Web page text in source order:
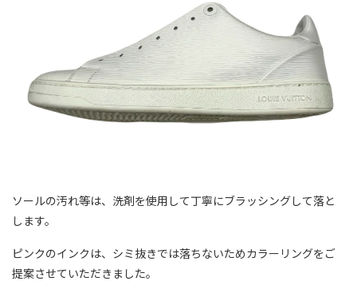
ソールの汚れ等は、洗剤を使用して丁寧にブラッシングして落と
します。
ピンクのインクは、シミ抜きでは落ちないためカラーリングをご
提案させていただきました。